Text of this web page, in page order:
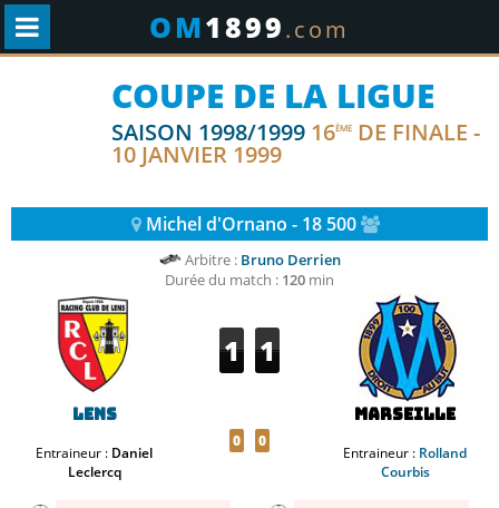
OM1899.com
COUPE DE LA LIGUE
SAISON 1998/1999 16ÈME DE FINALE -
10 JANVIER 1999
Michel d'Ornano - 18 500
Arbitre : Bruno Derrien
Durée du match : 120 min
Lens
Entraineur : Daniel
Leclercq
1 1
0 0
Marseille
Entraineur : Rolland
Courbis